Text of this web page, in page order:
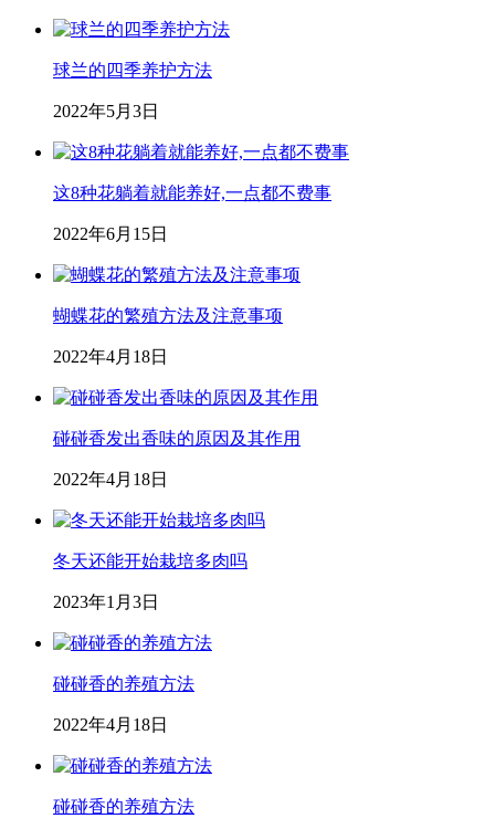
球兰的四季养护方法
2022年5月3日
这8种花躺着就能养好,一点都不费事
2022年6月15日
蝴蝶花的繁殖方法及注意事项
2022年4月18日
碰碰香发出香味的原因及其作用
2022年4月18日
冬天还能开始栽培多肉吗
2023年1月3日
碰碰香的养殖方法
2022年4月18日
碰碰香的养殖方法